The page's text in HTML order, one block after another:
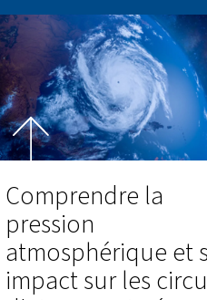
Tous les produits
Découvrez tous nos
les compresseurs à
surpresseurs.
également nos produits
traitement de l’air ainsi
contrôleurs.